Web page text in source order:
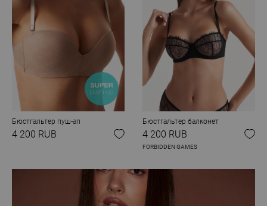
Бюстгальтер пуш-ап
4 200 RUB
Бюстгальтер балконет
4 200 RUB
FORBIDDEN GAMES